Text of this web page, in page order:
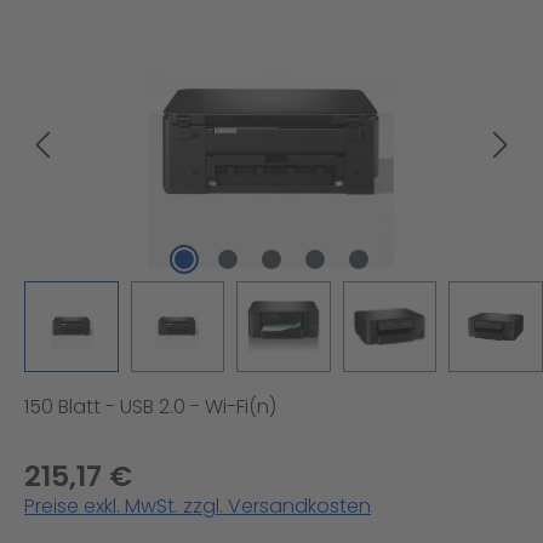
150 Blatt - USB 2.0 - Wi-Fi(n)
215,17 €
Preise exkl. MwSt. zzgl. Versandkosten